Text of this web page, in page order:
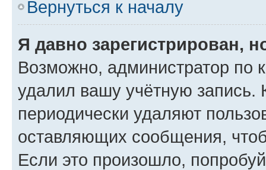
Вернуться к началу
Я давно зарегистрирован,
Возможно, администратор по
удалил вашу учётную запись.
периодически удаляют
оставляющих сообщения,
Если это произошло,